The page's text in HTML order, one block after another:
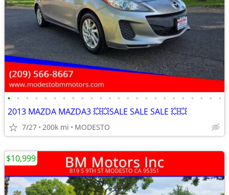
• • • • • • • • • • • • • • • • • • • • • • • •
2013 MAZDA MAZDA3 💥💥SALE SALE SALE 💥💥
7/27 200k mi MODESTO
$10,999